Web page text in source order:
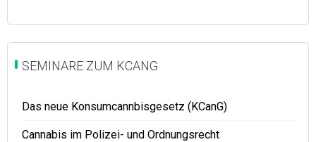
SEMINARE ZUM KCANG
Das neue Konsumcannbisgesetz (KCanG)
Cannabis im Polizei- und Ordnungsrecht